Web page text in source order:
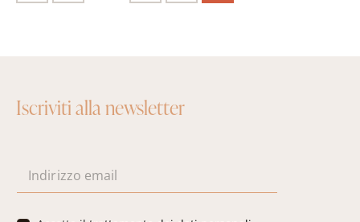
Iscriviti alla newsletter
a